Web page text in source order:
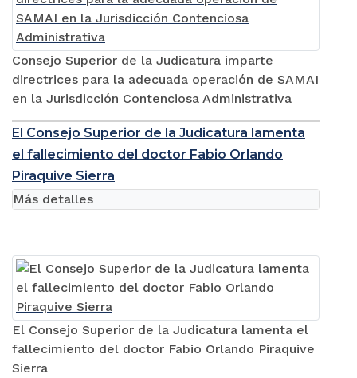
Consejo Superior de la Judicatura imparte
directrices para la adecuada operación de SAMAI
en la Jurisdicción Contenciosa Administrativa
El Consejo Superior de la Judicatura lamenta
el fallecimiento del doctor Fabio Orlando
Piraquive Sierra
El Consejo Superior de la Judicatura lamenta el
fallecimiento del doctor Fabio Orlando Piraquive
Sierra
Más detalles